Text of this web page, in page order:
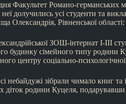
Факультет Романо-германських
долучились усі студенти та
Олександрія, Рівненської області:
ЗОШ-інтернат І-ІІІ
будинку сімейного типу родини
центру соціально-психологічної
небайдужі зібрали чимало книг
діток родини Куцеля, подарувавши